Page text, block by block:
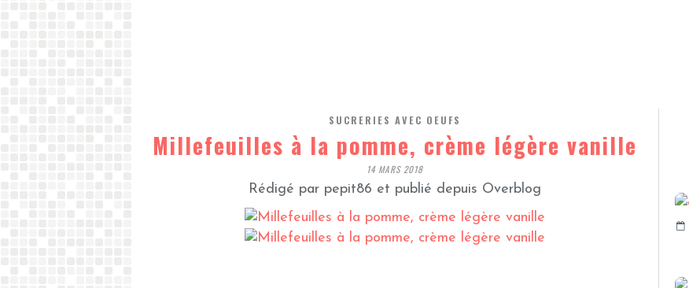
SUCRERIES AVEC OEUFS
Millefeuilles à la pomme, crème légère vanille
14 MARS 2018
Rédigé par pepit86 et publié depuis Overblog